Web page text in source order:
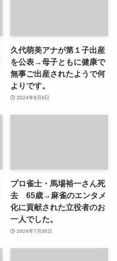
久代萌美アナが第１子出産
を公表→母子ともに健康で
無事ご出産されたようで何
よりです。
2024年8月9日
プロ雀士・馬場裕一さん死
去 65歳→麻雀のエンタメ
化に貢献された立役者のお
一人でした。
2024年7月30日